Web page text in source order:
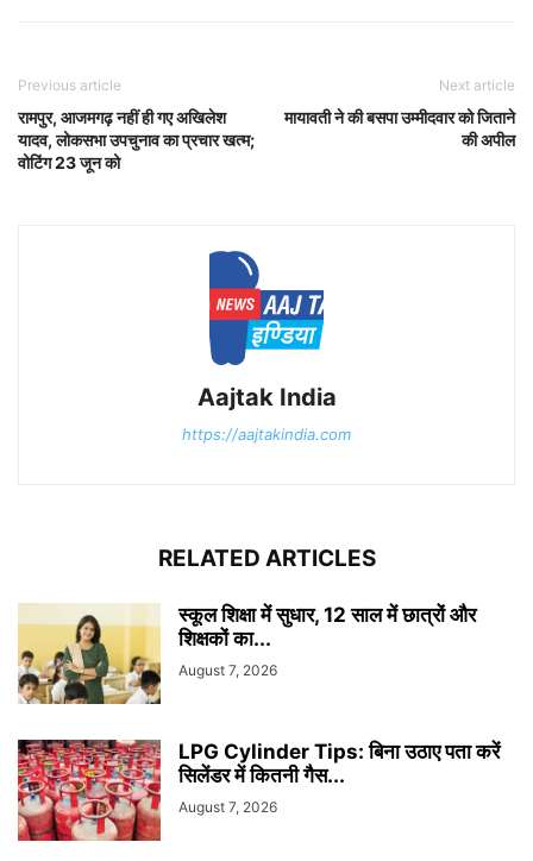
Previous article
रामपुर, आजमगढ़ नहीं ही गए अखिलेश
यादव, लोकसभा उपचुनाव का प्रचार खत्म;
वोटिंग 23 जून को
Next article
मायावती ने की बसपा उम्मीदवार को जिताने
की अपील
Aajtak India
https://aajtakindia.com
RELATED ARTICLES
स्कूल शिक्षा में सुधार, 12 साल में छात्रों और
शिक्षकों का...
August 7, 2026
LPG Cylinder Tips: बिना उठाए पता करें
सिलेंडर में कितनी गैस...
August 7, 2026